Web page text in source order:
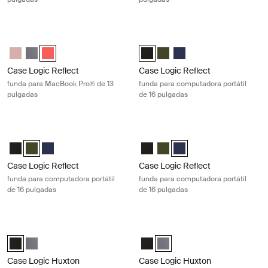
Case Logic Reflect 13" MacBook Pro® Sleeve Rosa azura/azul
Case Logic Reflect 13" MacBook Pro® Sleeve Grafito
Case Logic Reflect 13" MacBook Pro® Sleeve Pop Rock
Case Logic Reflect
funda para MacBook Pro® de 13
pulgadas
Case Logic Reflect 16" Laptop
Case Logic Reflect 16"
Case Logic Reflect 16"
Case Logic Reflect
funda para computadora portátil
de 16 pulgadas
Case Logic Reflect 16" Laptop Sleeve Negro
Case Logic Reflect 16" Laptop Sleeve Verde (selected)
Case Logic Reflect 16" Laptop Sleeve Dark Blue
Case Logic Reflect
funda para computadora portátil
de 16 pulgadas
Case Logic Reflect 16" Laptop
Case Logic Reflect 16"
Case Logic Reflect 16"
Case Logic Reflect
funda para computadora portátil
de 16 pulgadas
Case Logic Huxton 13.3" Laptop Sleeve Negro (selected)
Case Logic Huxton 13.3" Laptop Sleeve Grafito
Case Logic Huxton
Case Logic Huxton 13.3" Laptop
Case Logic Huxton 13.3"
Case Logic Huxton